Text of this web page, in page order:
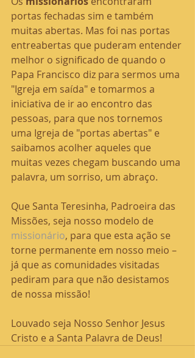
portas fechadas sim e também
muitas abertas. Mas foi nas portas
entreabertas que puderam entender
melhor o significado de quando o
Papa Francisco diz para sermos uma
"Igreja em saída" e tomarmos a
iniciativa de ir ao encontro das
pessoas, para que nos tornemos
uma Igreja de "portas abertas" e
saibamos acolher aqueles que
muitas vezes chegam buscando uma
palavra, um sorriso, um abraço.
Que Santa Teresinha, Padroeira das
Missões, seja nosso modelo de
missionário, para que esta ação se
torne permanente em nosso meio –
já que as comunidades visitadas
pediram para que não desistamos
de nossa missão!
Louvado seja Nosso Senhor Jesus
Cristo e a Santa Palavra de Deus!